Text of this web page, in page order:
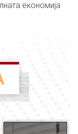
економија